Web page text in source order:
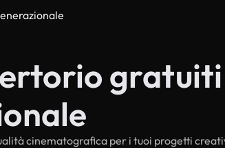
cinematografica per i tuoi progetti